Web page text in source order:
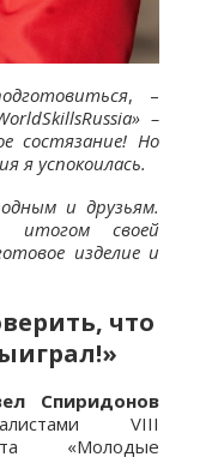
, –
–
состязание! Но
я успокоилась.
и друзьям.
итогом своей
изделие и
что
Спиридонов
VIII
«Молодые